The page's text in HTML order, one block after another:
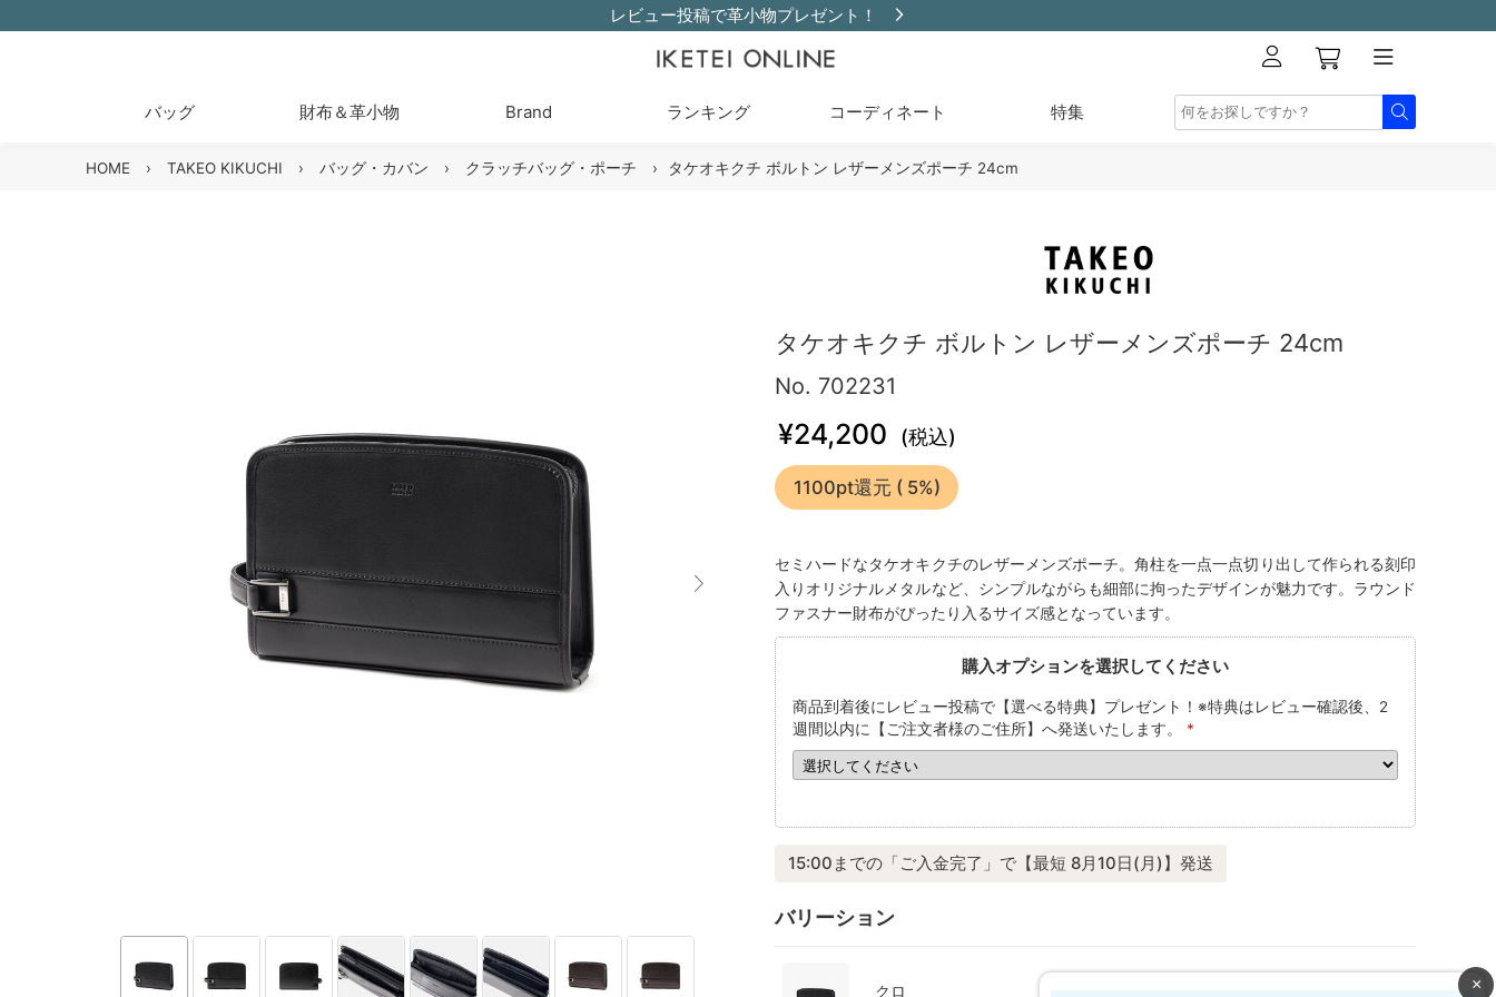
レビュー投稿で革小物プレゼント！
バッグ 財布＆革小物 Brand ランキング コーディネート 特集
HOME › TAKEO KIKUCHI › バッグ・カバン › クラッチバッグ・ポーチ › タケオキクチ ボルトン レザーメンズポーチ 24cm
タケオキクチ ボルトン レザーメンズポーチ 24cm
No. 702231
¥24,200 (税込)
1100pt還元 ( 5%)
セミハードなタケオキクチのレザーメンズポーチ。角柱を一点一点切り出して作られる刻印
入りオリジナルメタルなど、シンプルながらも細部に拘ったデザインが魅力です。ラウンド
ファスナー財布がぴったり入るサイズ感となっています。
購入オプションを選択してください
商品到着後にレビュー投稿で【選べる特典】プレゼント！※特典はレビュー確認後、2
週間以内に【ご注文者様のご住所】へ発送いたします。
*
15:00までの「ご入金完了」で【最短 8月10日(月)】発送
バリーション
クロ